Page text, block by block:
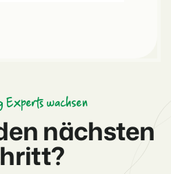
Experts wachsen
nächsten